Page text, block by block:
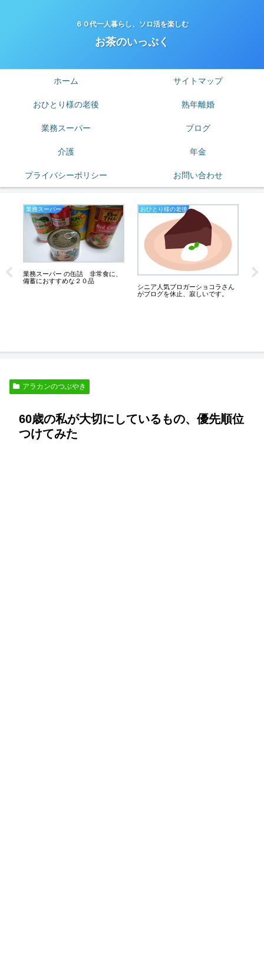
６０代一人暮らし、ソロ活を楽しむ
お茶のいっぷく
ホーム サイトマップ
おひとり様の老後 熟年離婚
業務スーパー ブログ
介護 年金
プライバシーポリシー お問い合わせ
業務スーパー
業務スーパー の缶詰 非常食に、
備蓄におすすめな２０品
おひとり様の老後
シニア人気ブロガーショコラさん
がブログを休止、寂しいです。
アラカンのつぶやき
60歳の私が大切にしているもの、優先順位
つけてみた